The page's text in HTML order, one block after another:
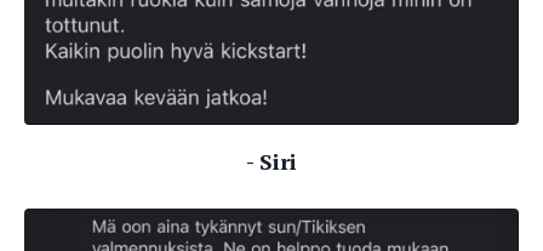
- Siri